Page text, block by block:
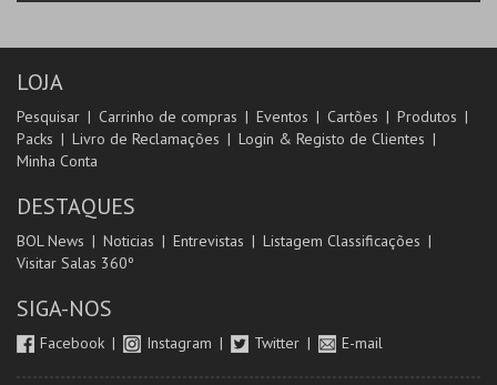
LOJA
Pesquisar Carrinho de compras Eventos Cartões
Produtos
Packs
Livro de Reclamações
Login & Registo de Clientes
Minha Conta
DESTAQUES
BOL News Noticias Entrevistas
Listagem Classificações
Visitar Salas 360º
SIGA-NOS
Facebook Instagram Twitter E-mail